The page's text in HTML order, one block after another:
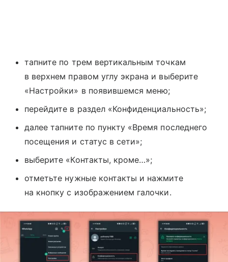
тапните по трем вертикальным точкам
в верхнем правом углу экрана и выберите
«Настройки» в появившемся меню;
перейдите в раздел «Конфиденциальность»;
далее тапните по пункту «Время последнего
посещения и статус в сети»;
выберите «Контакты, кроме…»;
отметьте нужные контакты и нажмите
на кнопку с изображением галочки.